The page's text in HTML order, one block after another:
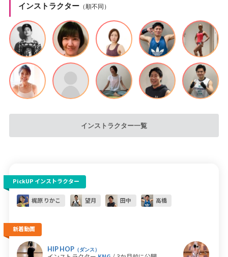
インストラクター （順不同）
インストラクター一覧
PickUP インストラクター
梶原 りかこ 望月 田中 高橋
新着動画
HIP HOP （ダンス）